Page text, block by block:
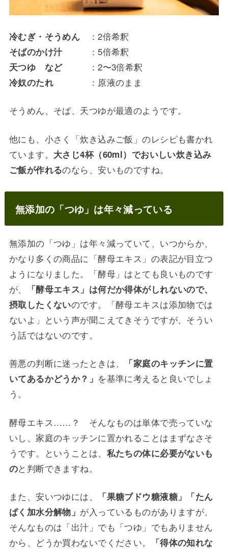
冷むぎ・そうめん ：2倍希釈
そばのかけ汁 ：5倍希釈
天つゆ など ：2〜3倍希釈
冷奴のたれ ：原液のまま
そうめん、そば、天つゆが最適のようです。
他にも、小さく「炊き込みご飯」のレシピも書かれ
ています。 大さじ4杯（60ml）でおいしい炊き込み
ご飯が作れるのなら、安いものですね。
無添加の「つゆ」は年々減っている
無添加の「つゆ」は年々減っていて、いつからか、
かなり多くの商品に「酵母エキス」の表記が目立つ
ようになりました。「酵母」はとても良いものです
が、
「酵母エキス」は何だか得体がしれないので、
摂取したくないのです。「酵母エキスは添加物では
ないよ」という声が聞こえてきそうですが、そうい
う話ではないのです。
善悪の判断に迷ったときは、
「家庭のキッチンに置
いてあるかどうか？」 を基準に考えると良いでしょ
う。
酵母エキス……？ そんなものは単体で売っていな
いし、家庭のキッチンに置かれることはまずなさそ
うです。ということは、 私たちの体に必要がないも
のと判断できますね。
また、安いつゆには、
「果糖ブドウ糖液糖」「たん
ぱく加水分解物」 が入っているものがありますが、
そんなものは「出汁」でも「つゆ」でもありません
から、どうか買わないでください。
「得体の知れな